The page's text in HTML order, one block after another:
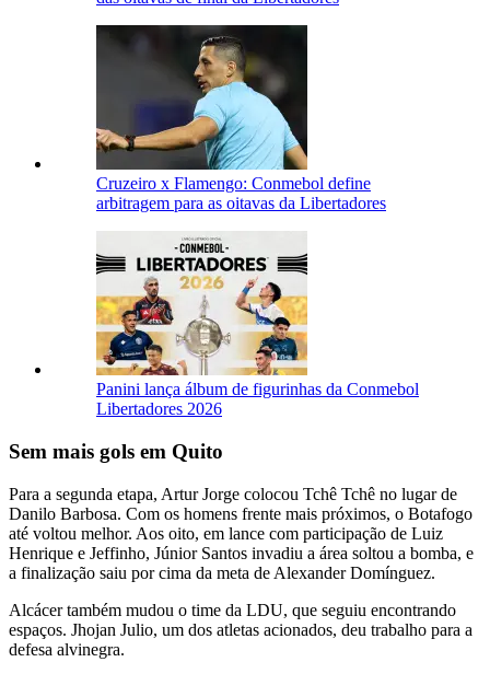
Cruzeiro x Flamengo: Conmebol define
arbitragem para as oitavas da Libertadores
Panini lança álbum de figurinhas da Conmebol
Libertadores 2026
Sem mais gols em Quito
Para a segunda etapa, Artur Jorge colocou Tchê Tchê no lugar de
Danilo Barbosa. Com os homens frente mais próximos, o Botafogo
até voltou melhor. Aos oito, em lance com participação de Luiz
Henrique e Jeffinho, Júnior Santos invadiu a área soltou a bomba, e
a finalização saiu por cima da meta de Alexander Domínguez.
Alcácer também mudou o time da LDU, que seguiu encontrando
espaços. Jhojan Julio, um dos atletas acionados, deu trabalho para a
defesa alvinegra.